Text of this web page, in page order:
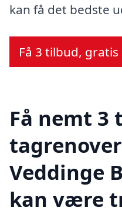
kan få det bedste
Få 3 tilbud,
Få nemt 3
Veddinge
kan være